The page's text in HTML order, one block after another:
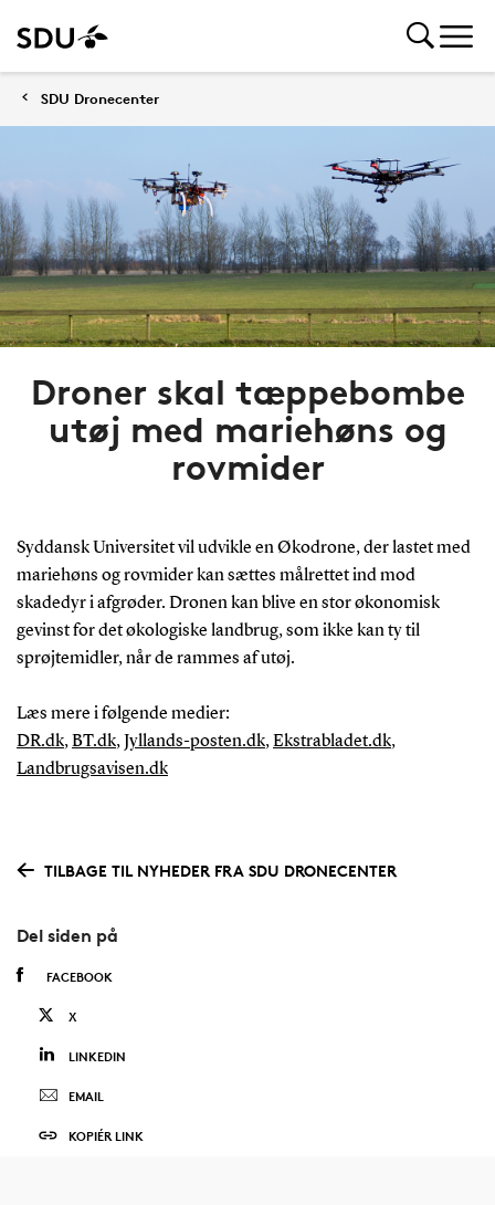
SDU Dronecenter
Droner skal tæppebombe
utøj med mariehøns og
rovmider
Syddansk Universitet vil udvikle en Økodrone, der lastet med
mariehøns og rovmider kan sættes målrettet ind mod
skadedyr i afgrøder. Dronen kan blive en stor økonomisk
gevinst for det økologiske landbrug, som ikke kan ty til
sprøjtemidler, når de rammes af utøj.
Læs mere i følgende medier:
DR.dk,BT.dk,Jyllands-posten.dk,Ekstrabladet.dk,
Landbrugsavisen.dk
TILBAGE TIL NYHEDER FRA SDU DRONECENTER
Del siden på
FACEBOOK
X
LINKEDIN
EMAIL
KOPIÉR LINK